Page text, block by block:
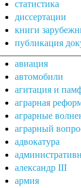
статистика
диссертации
книги
публикация
авиация
автомобили
агитация и
аграрная
аграрные
аграрный
адвокатура
александр III
армия